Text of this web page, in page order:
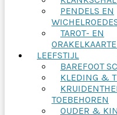
PENDELS EN
TAROT- EN
LEEFSTIJL
BAREFOOT
KLEDING &
TOEBEHOREN
OUDER &